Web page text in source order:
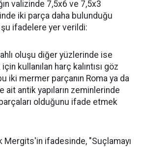
valizinde 7,5x6 ve 7,5x3
iki parça daha bulunduğu
şu ifadelere yer verildi:
oluşu diğer yüzlerinde ise
kullanılan harç kalıntısı göz
iki mermer parçanın Roma ya da
ait antik yapıların zeminlerinde
olduğunu ifade etmek
Mergits'in ifadesinde, "Suçlamayı